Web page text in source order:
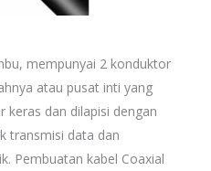
mempunyai 2 konduktor
atau pusat inti yang
dan dilapisi dengan
transmisi data dan
Pembuatan kabel Coaxial